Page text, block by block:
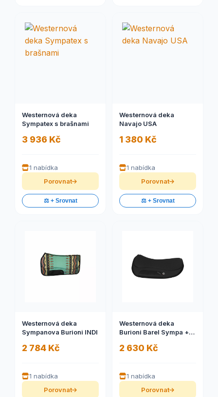
Westernová deka
Sympatex s brašnami
3 936 Kč
1 nabídka
Porovnat
⚖️ + Srovnat
Westernová deka
Navajo USA
1 380 Kč
1 nabídka
Porovnat
⚖️ + Srovnat
Westernová deka
Sympanova Burioni INDI
2 784 Kč
1 nabídka
Porovnat
Westernová deka
Burioni Barel Sympa +
2 630 Kč
1 nabídka
Porovnat